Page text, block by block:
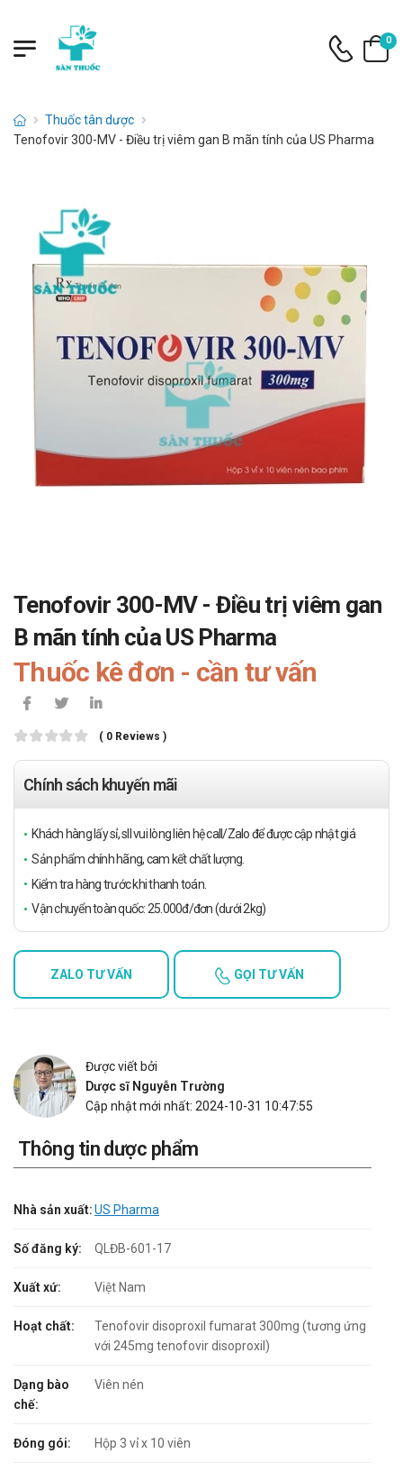
0
Thuốc tân dược
Tenofovir 300-MV - Điều trị viêm gan B mãn tính của US Pharma
Tenofovir 300-MV - Điều trị viêm gan
B mãn tính của US Pharma
Thuốc kê đơn - cần tư vấn
( 0 Reviews )
Chính sách khuyến mãi
Khách hàng lấy sỉ, sll vui lòng liên hệ call/Zalo để được cập nhật giá
Sản phẩm chính hãng, cam kết chất lượng.
Kiểm tra hàng trước khi thanh toán.
Vận chuyển toàn quốc: 25.000đ/đơn (dưới 2kg)
ZALO TƯ VẤN GỌI TƯ VẤN
Được viết bởi
Dược sĩ Nguyễn Trường
Cập nhật mới nhất: 2024-10-31 10:47:55
Thông tin dược phẩm
Nhà sản xuất:US Pharma
Số đăng ký: QLĐB-601-17
Xuất xứ: Việt Nam
Hoạt chất:
Tenofovir disoproxil fumarat 300mg (tương ứng
với 245mg tenofovir disoproxil)
Dạng bào
chế:
Viên nén
Đóng gói: Hộp 3 vỉ x 10 viên